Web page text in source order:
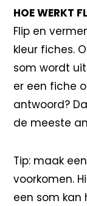
HOE WERKT
Flip en
kleur fiches.
som wordt
er een fiche
antwoord?
de meeste
Tip: maak
voorkomen.
een som kan